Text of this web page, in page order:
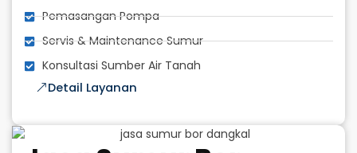
Pemasangan Pompa
Servis & Maintenance Sumur
Konsultasi Sumber Air Tanah
Detail Layanan